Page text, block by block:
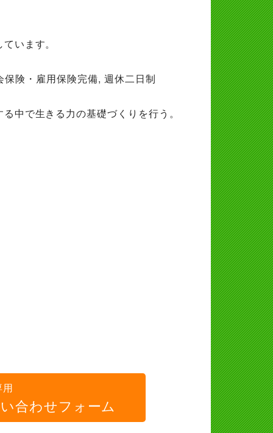
います。
険・雇用保険完備, 週休二日制
中で生きる力の基礎づくりを行う。
合わせフォーム